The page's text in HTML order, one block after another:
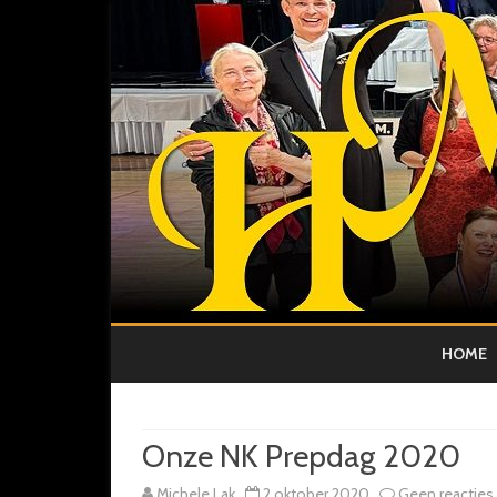
HOME
Onze NK Prepdag 2020